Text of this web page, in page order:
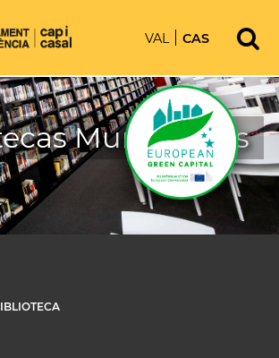
VAL CAS
Municipales